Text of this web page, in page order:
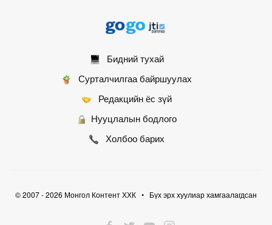
Бидний тухай
Сурталчилгаа байршуулах
Редакцийн ёс зүй
Нууцлалын бодлого
Холбоо барих
© 2007 - 2026 Монгол Контент ХХК • Бүх эрх хуулиар хамгаалагдсан